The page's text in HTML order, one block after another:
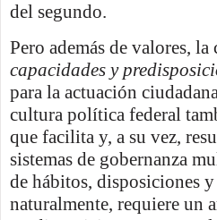
del segundo.
Pero además de valores,
capacidades y
para la actuación
cultura política federal
que facilita y, a su vez,
sistemas de gobernanza
de hábitos, disposiciones
naturalmente, requiere un